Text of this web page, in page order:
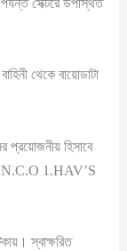
থেকে বায়োডাটা
হিসাবে
N.C.O 1.HAV’S
স্বাক্ষরিত